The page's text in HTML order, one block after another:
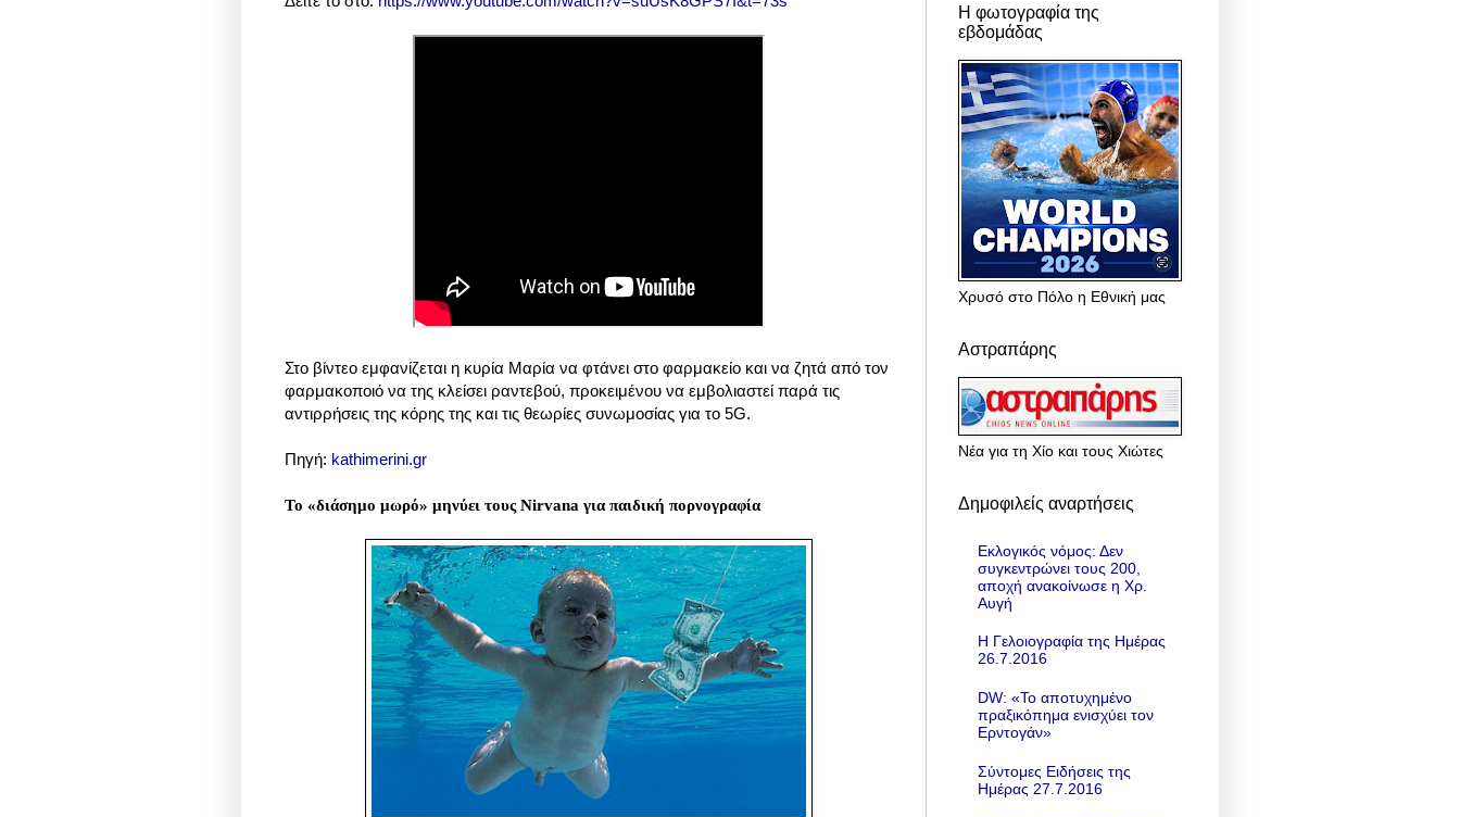
Στο βίντεο εμφανίζεται η κυρία Μαρία να φτάνει στο φαρμακείο και να ζητά από τον
φαρμακοποιό να της κλείσει ραντεβού, προκειμένου να εμβολιαστεί παρά τις
αντιρρήσεις της κόρης της και τις θεωρίες συνωμοσίας για το 5G.
Πηγή: kathimerini.gr
Το «διάσημο μωρό» μηνύει τους Nirvana για παιδική πορνογραφία
Η φωτογραφία της
εβδομάδας
Χρυσό στο Πόλο η Εθνική μας
Αστραπάρης
Νέα για τη Χίο και τους Χιώτες
Δημοφιλείς αναρτήσεις
Εκλογικός νόμος: Δεν
συγκεντρώνει τους 200,
αποχή ανακοίνωσε η Χρ.
Αυγή
Η Γελοιογραφία της Ημέρας
26.7.2016
DW: «To αποτυχημένο
πραξικόπημα ενισχύει τον
Ερντογάν»
Σύντομες Ειδήσεις της
Ημέρας 27.7.2016